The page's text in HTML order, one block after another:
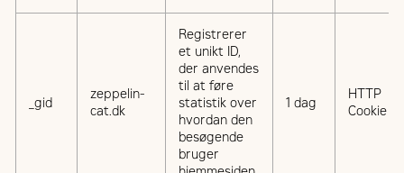
_gid
zeppelin-
cat.dk
Registrerer
et unikt ID,
der anvendes
til at føre
statistik over
hvordan den
besøgende
bruger
1 dag
HTTP
Cookie